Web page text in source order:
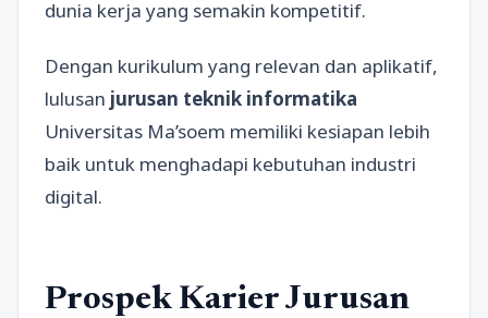
dunia kerja yang semakin kompetitif.
Dengan kurikulum yang relevan dan aplikatif,
lulusan jurusan teknik informatika
Universitas Ma’soem memiliki kesiapan lebih
baik untuk menghadapi kebutuhan industri
digital.
Prospek Karier Jurusan